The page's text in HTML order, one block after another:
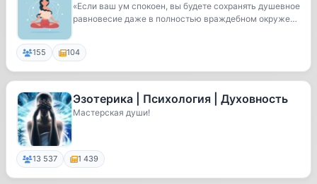
«Если ваш ум спокоен, вы будете сохранять душевное
равновесие даже в полностью враждебном окруже
155 104
Эзотерика | Психология | Духовность
Мастерская души!
13 537 1 439